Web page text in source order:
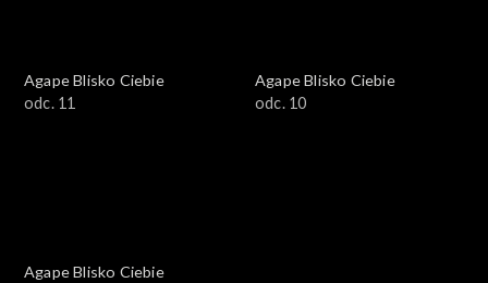
Agape Blisko Ciebie
odc. 11
Agape Blisko Ciebie
odc. 10
Agape Blisko Ciebie